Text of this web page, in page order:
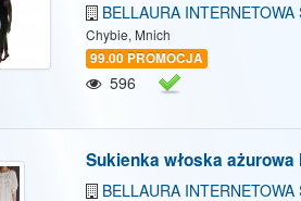
BELLAURA
Chybie, Mnich
99.00 PROMOCJA
596
Sukienka włoska
BELLAURA